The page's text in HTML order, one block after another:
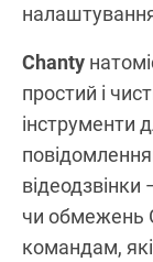
Chanty
простий і
інструменти
відеодзвінки
чи обмежень
командам, які